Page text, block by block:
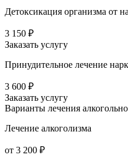
Детоксикация организма от
3 150 ₽
Заказать услугу
Принудительное лечение
3 600 ₽
Заказать услугу
Варианты лечения
Лечение алкоголизма
от 3 200 ₽